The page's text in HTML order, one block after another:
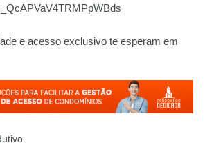
e acesso exclusivo te esperam em